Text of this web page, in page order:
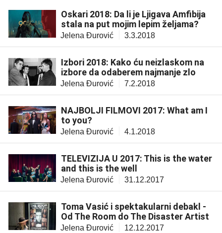
Oskari 2018: Da li je Ljigava Amfibija
stala na put mojim lepim željama?
Jelena Đurović 3.3.2018
Izbori 2018: Kako ću neizlaskom na
izbore da odaberem najmanje zlo
Jelena Đurović 7.2.2018
NAJBOLJI FILMOVI 2017: What am I
to you?
Jelena Đurović 4.1.2018
TELEVIZIJA U 2017: This is the water
and this is the well
Jelena Đurović 31.12.2017
Toma Vasić i spektakularni debakl -
Od The Room do The Disaster Artist
Jelena Đurović 12.12.2017